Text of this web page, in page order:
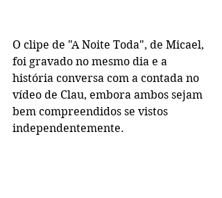
O clipe de "A Noite Toda", de Micael,
foi gravado no mesmo dia e a
história conversa com a contada no
vídeo de Clau, embora ambos sejam
bem compreendidos se vistos
independentemente.